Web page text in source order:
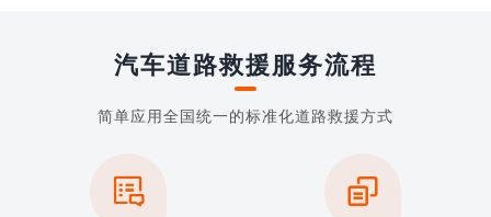
汽车道路救援服务流程
简单应用全国统一的标准化道路救援方式
 